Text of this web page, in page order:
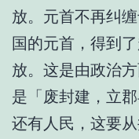
放。元首不再纠
国的元首，得到
放。这是由政治
是「废封建，立
还有人民，这要